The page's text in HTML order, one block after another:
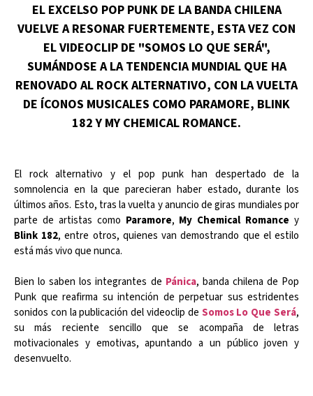
EL EXCELSO POP PUNK DE LA BANDA CHILENA
VUELVE A RESONAR FUERTEMENTE, ESTA VEZ CON
EL VIDEOCLIP DE "SOMOS LO QUE SERÁ",
SUMÁNDOSE A LA TENDENCIA MUNDIAL QUE HA
RENOVADO AL ROCK ALTERNATIVO, CON LA VUELTA
DE ÍCONOS MUSICALES COMO PARAMORE, BLINK
182 Y MY CHEMICAL ROMANCE.
El rock alternativo y el pop punk han despertado de la
somnolencia en la que parecieran haber estado, durante los
últimos años. Esto, tras la vuelta y anuncio de giras mundiales por
parte de artistas como Paramore, My Chemical Romance y
Blink 182, entre otros, quienes van demostrando que el estilo
está más vivo que nunca.
Bien lo saben los integrantes de Pánica, banda chilena de Pop
Punk que reafirma su intención de perpetuar sus estridentes
sonidos con la publicación del videoclip de Somos Lo Que Será,
su más reciente sencillo que se acompaña de letras
motivacionales y emotivas, apuntando a un público joven y
desenvuelto.